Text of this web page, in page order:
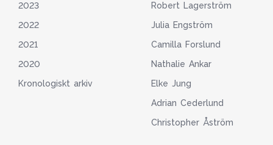
2023
2022
2021
2020
Kronologiskt arkiv
Robert Lagerström
Julia Engström
Camilla Forslund
Nathalie Ankar
Elke Jung
Adrian Cederlund
Christopher Åström